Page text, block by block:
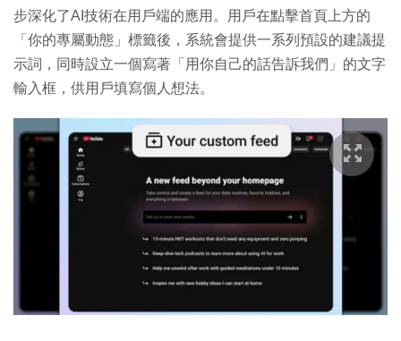
步深化了AI技術在用戶端的應用。用戶在點擊首頁上方的
「你的專屬動態」標籤後，系統會提供一系列預設的建議提
示詞，同時設立一個寫著「用你自己的話告訴我們」的文字
輸入框，供用戶填寫個人想法。